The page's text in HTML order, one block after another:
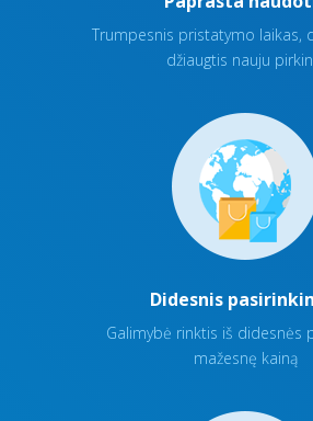
Trumpesnis pristatymo laikas,
džiaugtis nauju
Didesnis
Galimybė rinktis iš didesnės
mažesnę kainą